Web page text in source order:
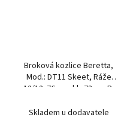
Broková kozlice Beretta,
Mod.: DT11 Skeet, Ráže
12/12x76mm, hl.: 73cm, B-
Skladem u dodavatele